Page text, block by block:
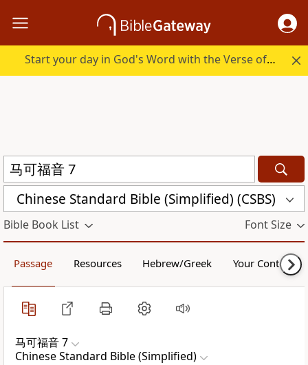
Start your day in God's Word with the Verse of the Day.
Chinese Standard Bible (Simplified) (CSBS)
Bible Book List Font Size
Passage Resources Hebrew/Greek Your Content
马可福音 7
Chinese Standard Bible (Simplified)